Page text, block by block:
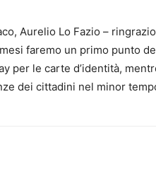
Aurelio Lo Fazio –
faremo un primo punto
per le carte d’identità,
dei cittadini nel minor